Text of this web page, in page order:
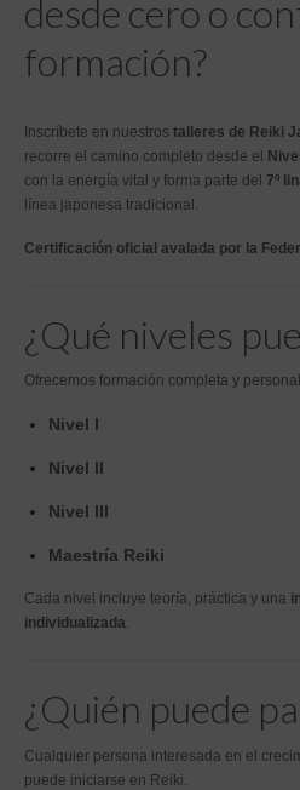
desde cero o
formación?
Inscríbete en nuestros talleres de Reiki
recorre el camino completo desde el
con la energía vital y forma parte del 7º
línea japonesa tradicional.
Certificación oficial avalada por la
¿Qué niveles
Ofrecemos formación completa y
Nivel I
Nivel II
Nivel III
Maestría Reiki
Cada nivel incluye teoría, práctica y una
individualizada.
¿Quién puede
Cualquier persona interesada en el
puede iniciarse en Reiki.